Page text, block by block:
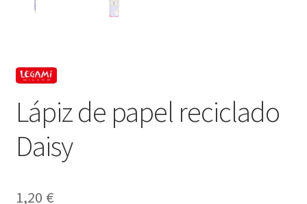
Lápiz de papel reciclado
Daisy
1,20 €